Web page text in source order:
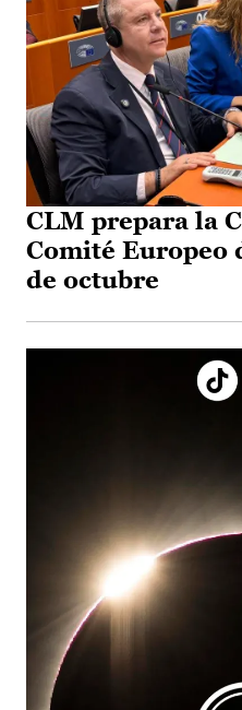
CLM prepara la
Comité Europeo
de octubre